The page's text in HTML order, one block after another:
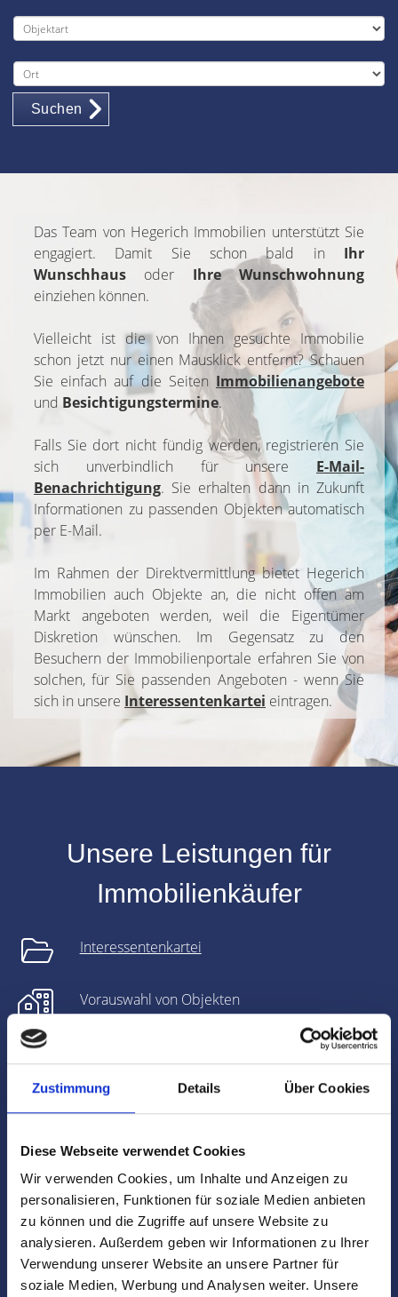
Zustimmung Details Über Cookies
Diese Webseite verwendet Cookies
Wir verwenden Cookies, um Inhalte und Anzeigen zu
personalisieren, Funktionen für soziale Medien anbieten
zu können und die Zugriffe auf unsere Website zu
analysieren. Außerdem geben wir Informationen zu Ihrer
Verwendung unserer Website an unsere Partner für
soziale Medien, Werbung und Analysen weiter. Unsere
Suchen
Das Team von Hegerich Immobilien unterstützt Sie
engagiert. Damit Sie schon bald in Ihr
Wunschhaus oder Ihre Wunschwohnung
einziehen können.
Vielleicht ist die von Ihnen gesuchte Immobilie
schon jetzt nur einen Mausklick entfernt? Schauen
Sie einfach auf die Seiten Immobilienangebote
und Besichtigungstermine.
Falls Sie dort nicht fündig werden, registrieren Sie
sich unverbindlich für unsere
E-Mail-
Benachrichtigung. Sie erhalten dann in Zukunft
Informationen zu passenden Objekten automatisch
per E-Mail.
Im Rahmen der Direktvermittlung bietet Hegerich
Immobilien auch Objekte an, die nicht offen am
Markt angeboten werden, weil die Eigentümer
Diskretion wünschen. Im Gegensatz zu den
Besuchern der Immobilienportale erfahren Sie von
solchen, für Sie passenden Angeboten - wenn Sie
sich in unsere Interessentenkartei eintragen.
Unsere Leistungen für
Immobilienkäufer
Interessentenkartei
Vorauswahl von Objekten
Finanzierungsberatung
Begleitung zum Notartermin
Schlüsselübergabe